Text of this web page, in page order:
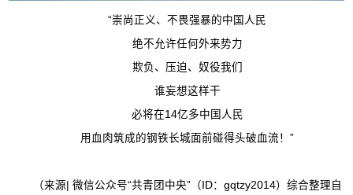
“崇尚正义、不畏强暴的中国人民
绝不允许任何外来势力
欺负、压迫、奴役我们
谁妄想这样干
必将在14亿多中国人民
用血肉筑成的钢铁长城面前碰得头破血流！”
（来源| 微信公众号“共青团中央”（ID：gqtzy2014）综合整理自